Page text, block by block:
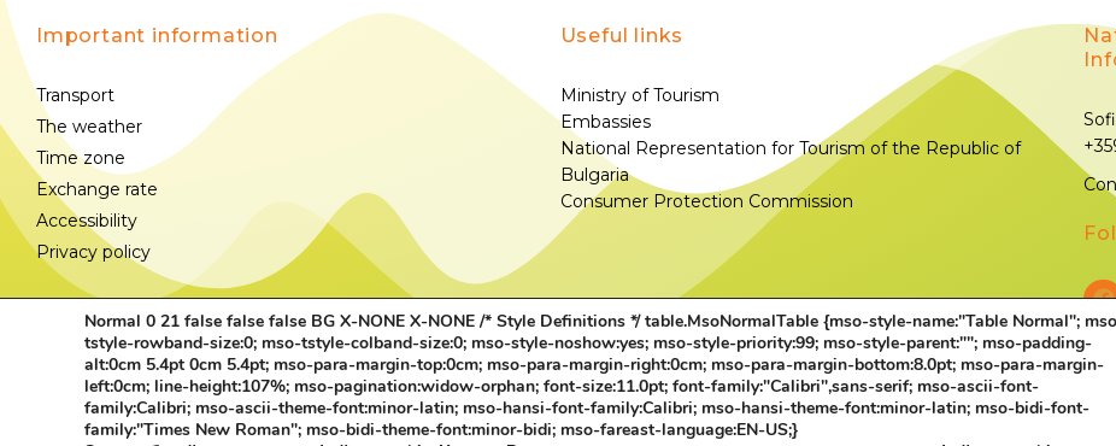
Important information
Transport
The weather
Time zone
Exchange rate
Accessibility
Privacy policy
Useful links
Ministry of Tourism
Embassies
National Representation for Tourism of the Republic of
Bulgaria
Consumer Protection Commission
©
Normal 0 21 false false false BG X-NONE X-NONE /* Style Definitions */ table.MsoNormalTable {mso-style-name:"Table Normal";
tstyle-rowband-size:0; mso-tstyle-colband-size:0; mso-style-noshow:yes; mso-style-priority:99; mso-style-parent:""; mso-padding-
alt:0cm 5.4pt 0cm 5.4pt; mso-para-margin-top:0cm; mso-para-margin-right:0cm; mso-para-margin-bottom:8.0pt; mso-para-margin-
left:0cm; line-height:107%; mso-pagination:widow-orphan; font-size:11.0pt; font-family:"Calibri",sans-serif; mso-ascii-font-
family:Calibri; mso-ascii-theme-font:minor-latin; mso-hansi-font-family:Calibri; mso-hansi-theme-font:minor-latin; mso-bidi-font-
family:"Times New Roman"; mso-bidi-theme-font:minor-bidi; mso-fareast-language:EN-US;}